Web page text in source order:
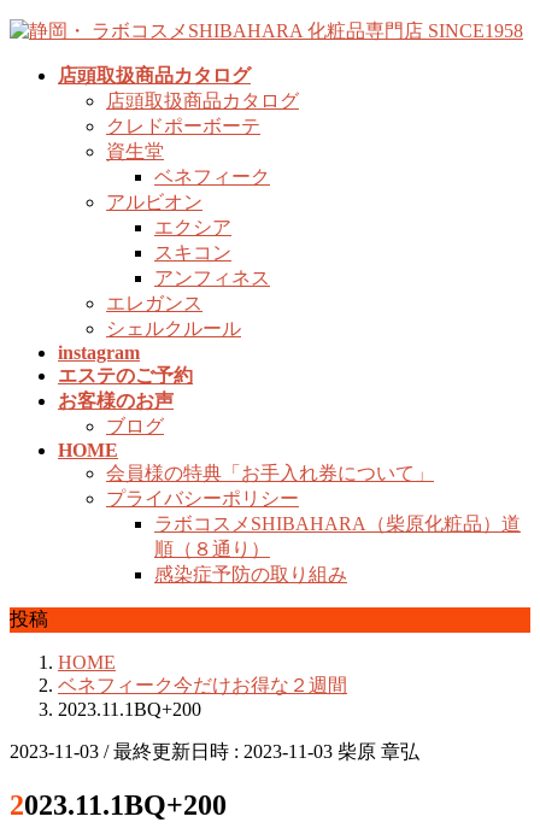
コ
ナ
店頭取扱商品カタログ
店頭取扱商品カタログ
クレドポーボーテ
資生堂
ベネフィーク
アルビオン
エクシア
スキコン
アンフィネス
エレガンス
シェルクルール
instagram
エステのご予約
お客様のお声
ブログ
HOME
会員様の特典「お手入れ券について」
プライバシーポリシー
ラボコスメSHIBAHARA（柴原化粧品）道
順（８通り）
感染症予防の取り組み
投稿
HOME
ベネフィーク今だけお得な２週間
2023.11.1BQ+200
2023-11-03 / 最終更新日時 : 2023-11-03 柴原 章弘
2023.11.1BQ+200